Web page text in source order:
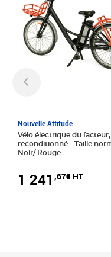
Nouvelle Attitude
Vélo électrique du facteur,
reconditionné - Taille normale -
Noir/ Rouge
1 241 ,67€ HT